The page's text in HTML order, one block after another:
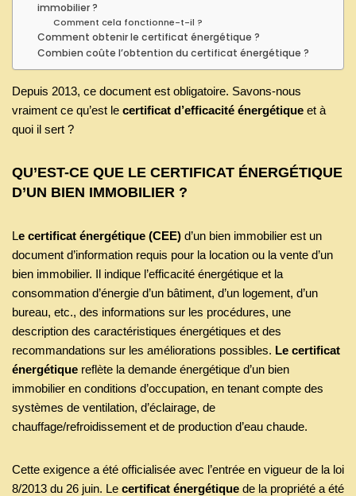
immobilier ?
Comment cela fonctionne-t-il ?
Comment obtenir le certificat énergétique ?
Combien coûte l’obtention du certificat énergétique ?
Depuis 2013, ce document est obligatoire. Savons-nous
vraiment ce qu’est le certificat d’efficacité énergétique et à
quoi il sert ?
QU’EST-CE QUE LE CERTIFICAT ÉNERGÉTIQUE
D’UN BIEN IMMOBILIER ?
Le certificat énergétique (CEE) d’un bien immobilier est un
document d’information requis pour la location ou la vente d’un
bien immobilier. Il indique l’efficacité énergétique et la
consommation d’énergie d’un bâtiment, d’un logement, d’un
bureau, etc., des informations sur les procédures, une
description des caractéristiques énergétiques et des
recommandations sur les améliorations possibles. Le certificat
énergétique reflète la demande énergétique d’un bien
immobilier en conditions d’occupation, en tenant compte des
systèmes de ventilation, d’éclairage, de
chauffage/refroidissement et de production d’eau chaude.
Cette exigence a été officialisée avec l’entrée en vigueur de la loi
8/2013 du 26 juin. Le certificat énergétique de la propriété a été